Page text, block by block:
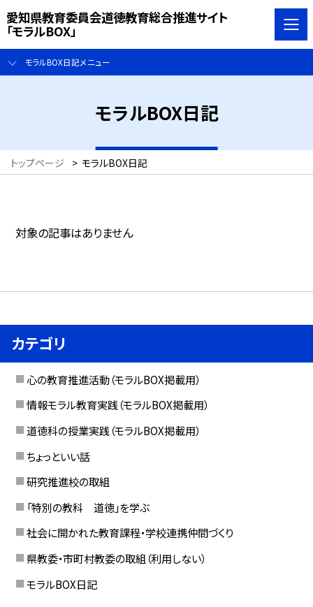
愛知県教育委員会道徳教育総合推進サイト
「モラルBOX」
モラルBOX日記メニュー
モラルBOX日記
トップページ > モラルBOX日記
対象の記事はありません
カテゴリ
心の教育推進活動（モラルBOX掲載用）
情報モラル教育実践（モラルBOX掲載用）
道徳科の授業実践（モラルBOX掲載用）
ちょっといい話
研究推進校の取組
「特別の教科 道徳」を学ぶ
社会に開かれた教育課程・学校連携仲間づくり
県教委・市町村教委の取組（利用しない）
モラルBOX日記